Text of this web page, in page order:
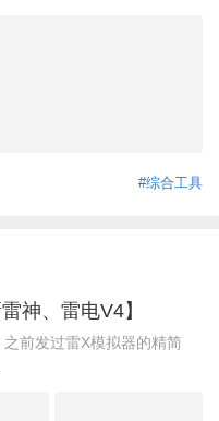
#综合工具
神、雷电V4】
前发过雷X模拟器的精简